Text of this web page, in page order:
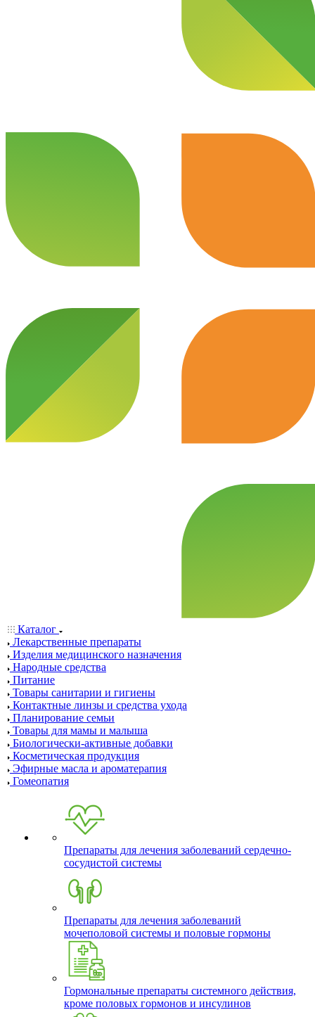
Каталог
Лекарственные препараты
Изделия медицинского назначения
Народные средства
Питание
Товары санитарии и гигиены
Контактные линзы и средства ухода
Планирование семьи
Товары для мамы и малыша
Биологически-активные добавки
Косметическая продукция
Эфирные масла и ароматерапия
Гомеопатия
Препараты для лечения заболеваний сердечно-
сосудистой системы
Препараты для лечения заболеваний
мочеполовой системы и половые гормоны
Гормональные препараты системного действия,
кроме половых гормонов и инсулинов